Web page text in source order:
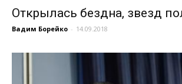
Открылась бездна, звезд
Вадим Борейко - 14.09.2018